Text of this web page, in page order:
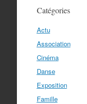
Catégories
Actu
Association
Cinéma
Danse
Exposition
Famille